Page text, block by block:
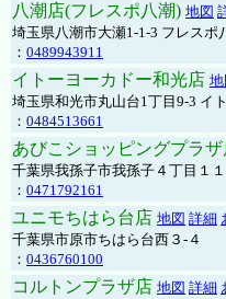
八潮店(フレスポ八潮) 地図
埼玉県八潮市大瀬1-1-3 フレスポ
： 0489943911
イトーヨーカドー和光店 地
埼玉県和光市丸山台1丁目9-3 イ
： 0484513661
あびこショッピングプラザ
千葉県我孫子市我孫子４丁目１
： 0471792161
ユニモちはら台店 地図 詳細
千葉県市原市ちはら台西３-４
： 0436760100
コルトンプラザ店 地図 詳細